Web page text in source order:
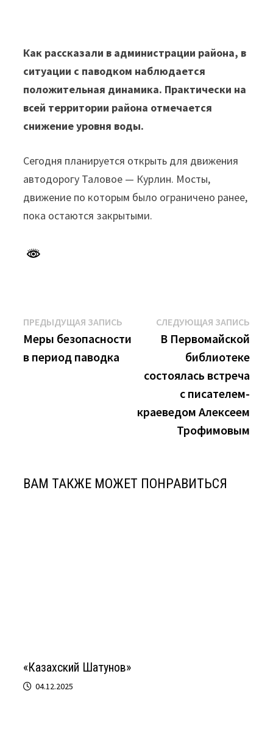
Как рассказали в администрации района, в
ситуации с паводком наблюдается
положительная динамика. Практически на
всей территории района отмечается
снижение уровня воды.
Сегодня планируется открыть для движения
автодорогу Таловое — Курлин. Мосты,
движение по которым было ограничено ранее,
пока остаются закрытыми.
Навигация
по
записям
ПРЕДЫДУЩАЯ ЗАПИСЬ Предыдущая
запись:
Меры безопасности
в период паводка
СЛЕДУЮЩАЯ ЗАПИСЬ
В Первомайской
библиотеке
состоялась встреча
с писателем-
краеведом Алексеем
Трофимовым
ВАМ ТАКЖЕ МОЖЕТ ПОНРАВИТЬСЯ
«Казахский Шатунов»
04.12.2025